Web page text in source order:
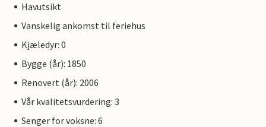
Havutsikt
Vanskelig ankomst til feriehus
Kjæledyr: 0
Bygge (år): 1850
Renovert (år): 2006
Vår kvalitetsvurdering: 3
Senger for voksne: 6